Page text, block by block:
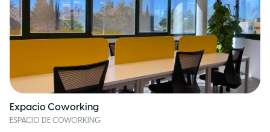
Expacio Coworking
ESPACIO DE COWORKING